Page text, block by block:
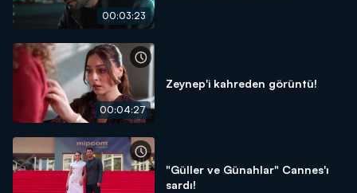
00:03:23
00:04:27
Zeynep'i kahreden görüntü!
"Güller ve Günahlar" Cannes'ı
sardı!